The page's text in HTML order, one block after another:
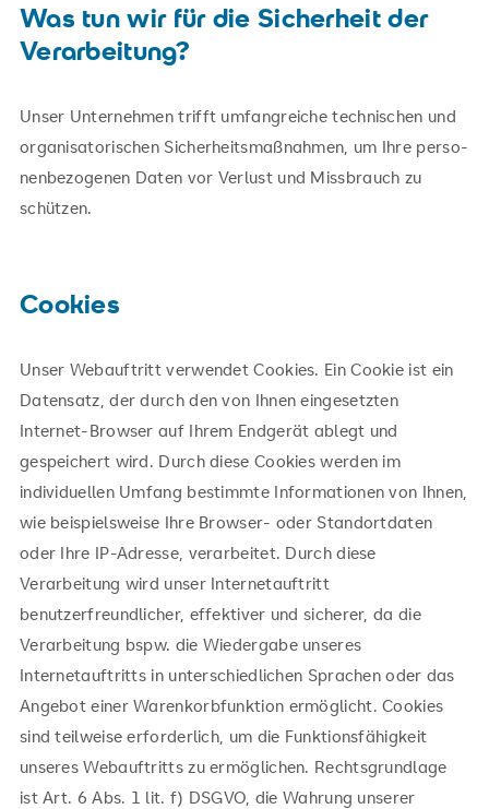
Was tun wir für die Sicherheit der
Verarbeitung?
Unser Unternehmen trifft umfangreiche tech­ni­schen und
or­ga­ni­sa­to­ri­schen Si­cher­heits­maß­nah­men, um Ihre per­so­
nen­be­zo­ge­nen Daten vor Ver­lust und Miss­brauch zu
schüt­zen.
Cookies
Unser Webauftritt verwendet Cookies. Ein Cookie ist ein
Datensatz, der durch den von Ihnen eingesetzten
Internet-Browser auf Ihrem Endgerät ablegt und
gespeichert wird. Durch diese Cookies werden im
individuellen Umfang bestimmte Informationen von Ihnen,
wie beispielsweise Ihre Browser- oder Standortdaten
oder Ihre IP-Adresse, verarbeitet. Durch diese
Verarbeitung wird unser Internetauftritt
benutzerfreundlicher, effektiver und sicherer, da die
Verarbeitung bspw. die Wiedergabe unseres
Internetauftritts in unterschiedlichen Sprachen oder das
Angebot einer Warenkorbfunktion ermöglicht. Cookies
sind teilweise erforderlich, um die Funktionsfähigkeit
unseres Webauftritts zu ermöglichen. Rechtsgrundlage
ist Art. 6 Abs. 1 lit. f) DSGVO, die Wahrung unserer